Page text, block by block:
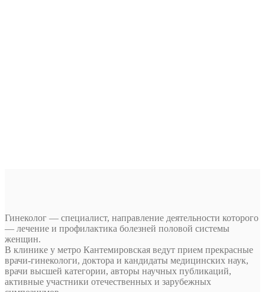
Гинеколог — специалист, направление деятельности которого
— лечение и профилактика болезней половой системы
женщин.
В клинике у метро Кантемировская ведут прием прекрасные
врачи-гинекологи, доктора и кандидаты медицинских наук,
врачи высшей категории, авторы научных публикаций,
активные участники отечественных и зарубежных